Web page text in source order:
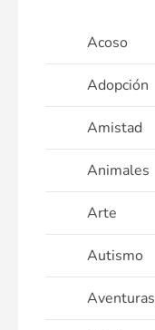
Acoso
Adopción
Amistad
Animales
Arte
Autismo
Aventuras